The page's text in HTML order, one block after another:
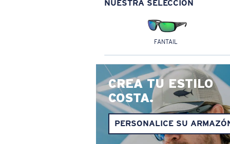
NUESTRA SELECCIÓN
FANTAIL
CREA TU ESTILO
COSTA.
PERSONALICE SU